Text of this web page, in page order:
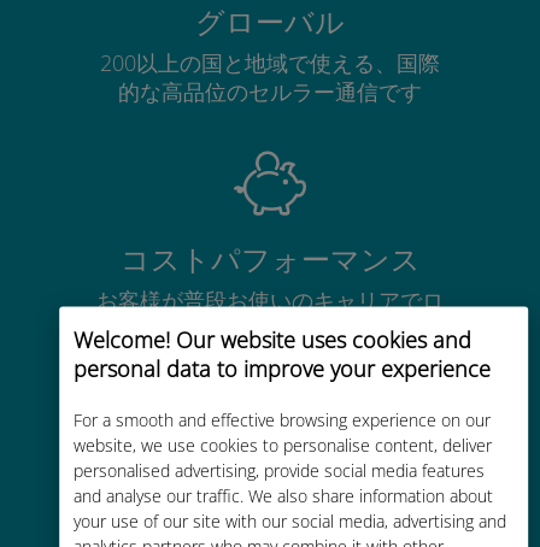
Welcome! Our website uses cookies and
personal data to improve your experience
For a smooth and effective browsing experience on our
website, we use cookies to personalise content, deliver
personalised advertising, provide social media features
and analyse our traffic. We also share information about
your use of our site with our social media, advertising and
グローバル
200以上の国と地域で使える、国際
的な高品位のセルラー通信です
コストパフォーマンス
お客様が普段お使いのキャリアでロ
ーミングサービスを使った場合に比
べて最大で90％の節約が可能です。
かんたん追加購入